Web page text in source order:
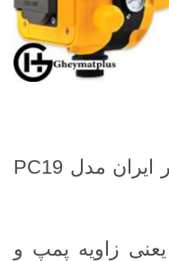
معروف ترین ست کنترل در ایران مدل PC19
است یعنی زاویه پمپ و